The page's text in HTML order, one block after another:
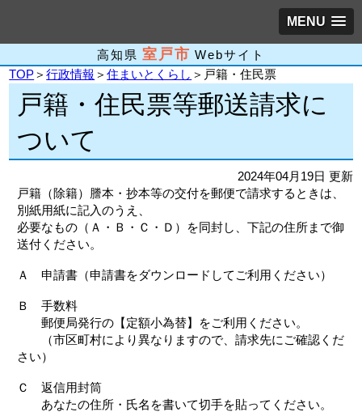
MENU
高知県 室戸市 Webサイト
TOP＞行政情報 ＞住まいとくらし ＞戸籍・住民票
戸籍・住民票等郵送請求に
ついて
2024年04月19日 更新
戸籍（除籍）謄本・抄本等の交付を郵便で請求するときは、
別紙用紙に記入のうえ、
必要なもの（Ａ・Ｂ・Ｃ・Ｄ）を同封し、下記の住所まで御
送付ください。
Ａ 申請書（申請書をダウンロードしてご利用ください）
Ｂ 手数料
郵便局発行の【定額小為替】をご利用ください。
（市区町村により異なりますので、請求先にご確認くだ
さい）
Ｃ 返信用封筒
あなたの住所・氏名を書いて切手を貼ってください。